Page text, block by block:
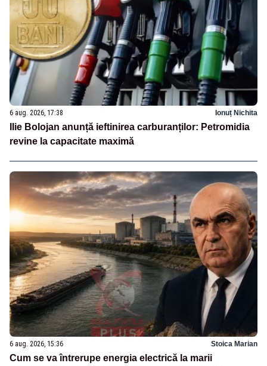
6 aug. 2026, 17:38 Ionuț Nichita
Ilie Bolojan anunță ieftinirea carburanților: Petromidia
revine la capacitate maximă
6 aug. 2026, 15:36 Stoica Marian
Cum se va întrerupe energia electrică la marii